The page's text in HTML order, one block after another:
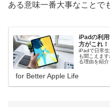
ある意味一番大事なことで
iPadの利
方がこれ！
iPadで日常
も聞こえま
る理由を紹
for Better Apple Life